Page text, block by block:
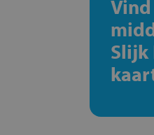
Slijk